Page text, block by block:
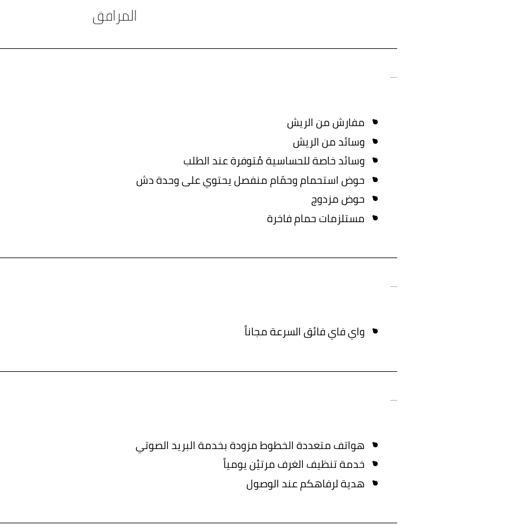
المرافق
مفارش من الريش
وسائد من الريش
وسائد خاصة للحساسية مُتوفرة عند الطلب
حوض استحمام وحمّام منفصل يحتوي على وحدة دش
حوض مزدوج
مستلزمات حمام فاخرة
واي فاي فائق السرعة مجاناً
هواتف متعددة الخطوط مزودة بخدمة البريد الصوتي
خدمة تنظيف الغرف مرتيْن يومياً
هدية لرفاهكم عند الوصول